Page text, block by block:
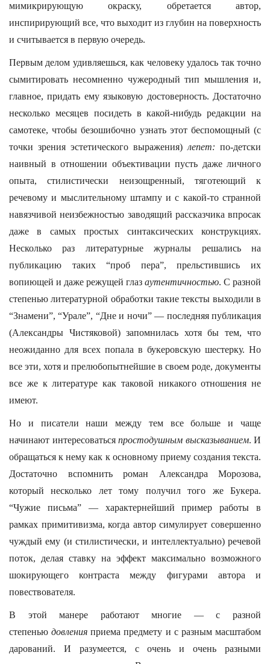
мимикрирующую окраску, обретается автор,
инспирирующий все, что выходит из глубин на поверхность
и считывается в первую очередь.
Первым делом удивляешься, как человеку удалось так точно
сымитировать несомненно чужеродный тип мышления и,
главное, придать ему языковую достоверность. Достаточно
несколько месяцев посидеть в какой-нибудь редакции на
самотеке, чтобы безошибочно узнать этот беспомощный (с
точки зрения эстетического выражения) лепет: по-детски
наивный в отношении объективации пусть даже личного
опыта, стилистически неизощренный, тяготеющий к
речевому и мыслительному штампу и с какой-то странной
навязчивой неизбежностью заводящий рассказчика впросак
даже в самых простых синтаксических конструкциях.
Несколько раз литературные журналы решались на
публикацию таких “проб пера”, прельстившись их
вопиющей и даже режущей глаз аутентичностью. С разной
степенью литературной обработки такие тексты выходили в
“Знамени”, “Урале”, “Дне и ночи” — последняя публикация
(Александры Чистяковой) запомнилась хотя бы тем, что
неожиданно для всех попала в букеровскую шестерку. Но
все эти, хотя и прелюбопытнейшие в своем роде, документы
все же к литературе как таковой никакого отношения не
имеют.
Но и писатели наши между тем все больше и чаще
начинают интересоваться простодушным высказыванием. И
обращаться к нему как к основному приему создания текста.
Достаточно вспомнить роман Александра Морозова,
который несколько лет тому получил того же Букера.
“Чужие письма” — характернейший пример работы в
рамках примитивизма, когда автор симулирует совершенно
чуждый ему (и стилистически, и интеллектуально) речевой
поток, делая ставку на эффект максимально возможного
шокирующего контраста между фигурами автора и
повествователя.
В этой манере работают многие — с разной
степеньюдовления приема предмету и с разным масштабом
дарований. И разумеется, с очень и очень разными